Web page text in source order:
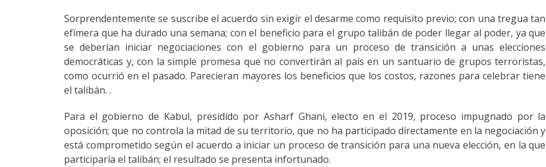
Sorprendentemente se suscribe el acuerdo sin exigir el desarme como requisito previo; con una tregua tan
efímera que ha durado una semana; con el beneficio para el grupo talibán de poder llegar al poder, ya que
se deberían iniciar negociaciones con el gobierno para un proceso de transición a unas elecciones
democráticas y, con la simple promesa que no convertirán al país en un santuario de grupos terroristas,
como ocurrió en el pasado. Parecieran mayores los beneficios que los costos, razones para celebrar tiene
el talibán. .
Para el gobierno de Kabul, presidido por Asharf Ghani, electo en el 2019, proceso impugnado por la
oposición; que no controla la mitad de su territorio, que no ha participado directamente en la negociación y
está comprometido según el acuerdo a iniciar un proceso de transición para una nueva elección, en la que
participaría el talibán; el resultado se presenta infortunado.